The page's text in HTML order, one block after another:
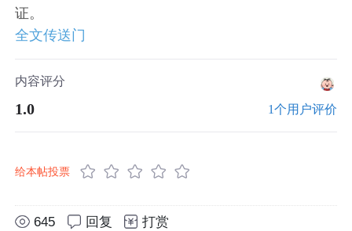
证。
全文传送门
内容评分
1.0 1个用户评价
给本帖投票
645 回复 打赏